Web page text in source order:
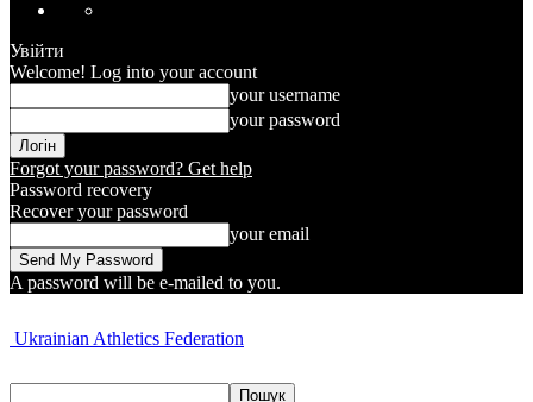
Увійти
Welcome! Log into your account
your username
your password
Forgot your password? Get help
Password recovery
Recover your password
your email
A password will be e-mailed to you.
Ukrainian Athletics Federation